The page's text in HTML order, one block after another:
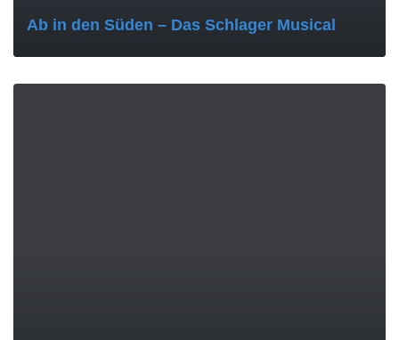
Ab in den Süden – Das Schlager Musical